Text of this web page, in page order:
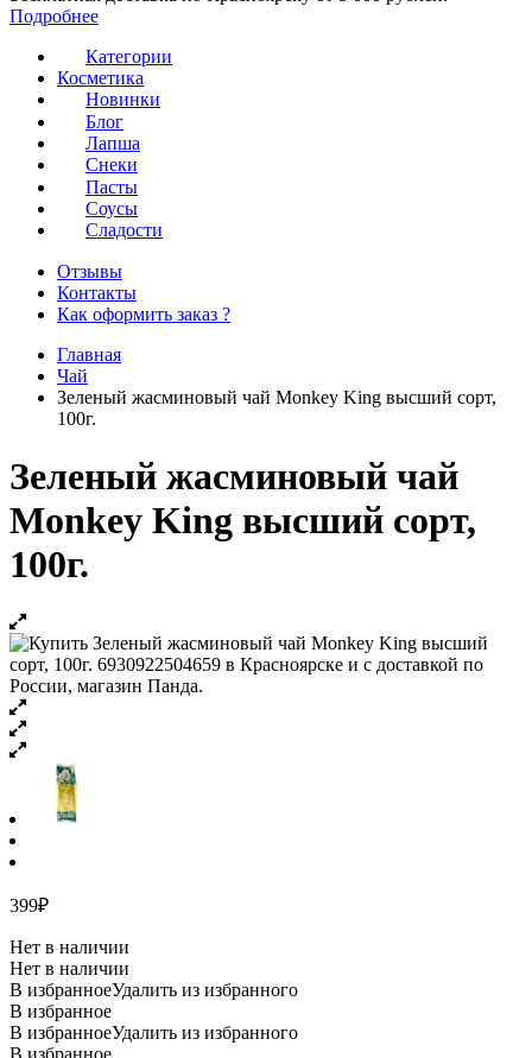
Подробнее
Категории
Косметика
Новинки
Блог
Лапша
Снеки
Пасты
Соусы
Сладости
Отзывы
Контакты
Как оформить заказ ?
Главная
Чай
Зеленый жасминовый чай Monkey King высший сорт,
100г.
Зеленый жасминовый чай
Monkey King высший сорт,
100г.
399₽
Нет в наличии
Нет в наличии
В избранноеУдалить из избранного
В избранное
В избранноеУдалить из избранного